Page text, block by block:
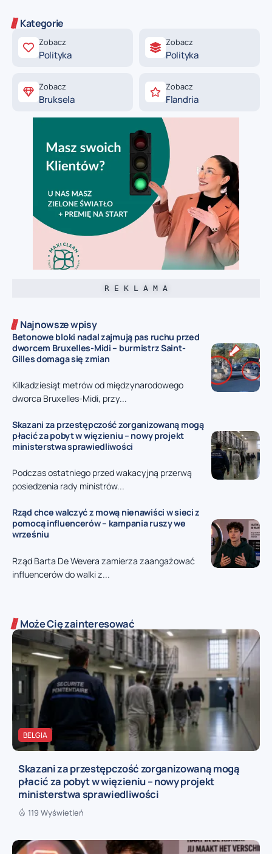
Kategorie
Zobacz
Polityka
Zobacz
Polityka
Zobacz
Bruksela
Zobacz
Flandria
R E K L A M A
Najnowsze wpisy
Betonowe bloki nadal zajmują pas ruchu przed
dworcem Bruxelles-Midi – burmistrz Saint-
Gilles domaga się zmian
Kilkadziesiąt metrów od międzynarodowego
dworca Bruxelles-Midi, przy...
Skazani za przestępczość zorganizowaną mogą
płacić za pobyt w więzieniu – nowy projekt
ministerstwa sprawiedliwości
Podczas ostatniego przed wakacyjną przerwą
posiedzenia rady ministrów...
Rząd chce walczyć z mową nienawiści w sieci z
pomocą influencerów – kampania ruszy we
wrześniu
Rząd Barta De Wevera zamierza zaangażować
influencerów do walki z...
Może Cię zainteresować
BELGIA
Skazani za przestępczość zorganizowaną mogą
płacić za pobyt w więzieniu – nowy projekt
ministerstwa sprawiedliwości
119 Wyświetleń